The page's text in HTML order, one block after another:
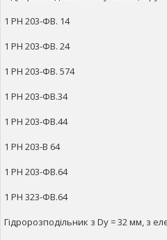
1 РН 203-ФВ. 14
1 РН 203-ФВ. 24
1 РН 203-ФВ. 574
1 РН 203-ФВ.34
1 РН 203-ФВ.44
1 РН 203-В 64
1 РН 203-ФВ.64
1 РН 323-ФВ.64
Гідророзподільник з Dy = 32 мм, з